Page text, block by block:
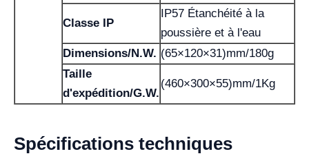
Classe IP
IP57 Étanchéité à la
poussière et à l'eau
Dimensions/N.W. (65×120×31)mm/180g
Taille
d'expédition/G.W.
(460×300×55)mm/1Kg
Spécifications techniques